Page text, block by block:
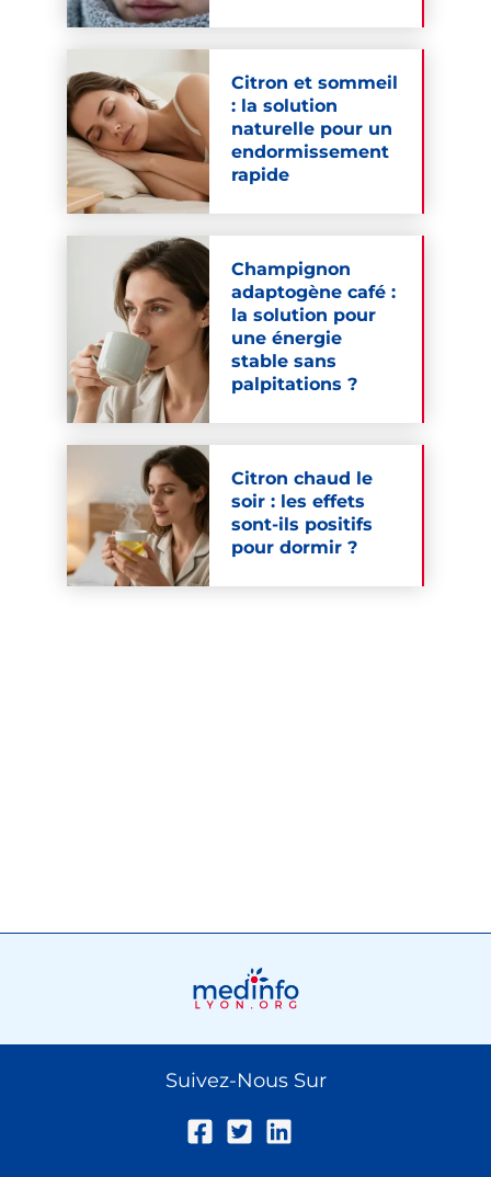
Citron et sommeil
: la solution
naturelle pour un
endormissement
rapide
Champignon
adaptogène café :
la solution pour
une énergie
stable sans
palpitations ?
Citron chaud le
soir : les effets
sont-ils positifs
pour dormir ?
Suivez-Nous Sur